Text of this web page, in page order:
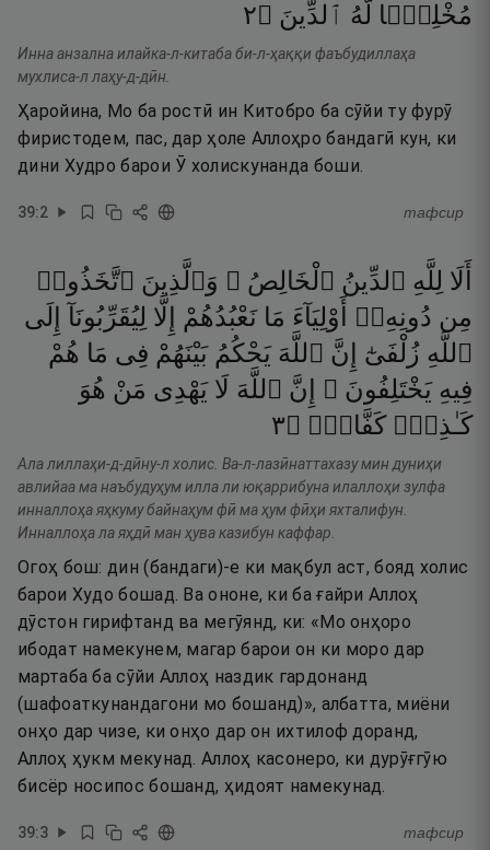
مُخْلِصًۭا لَّهُ ٱلدِّينَ ۝٢
Инна анзална илайка-л-китаба би-л-ҳаққи фаъбудиллаҳа
мухлиса-л лаҳу-д-дӣн.
Ҳаройина, Мо ба ростӣ ин Китобро ба сӯйи ту фурӯ
фиристодем, пас, дар ҳоле Аллоҳро бандагӣ кун, ки
дини Худро барои Ӯ холискунанда боши.
39:2 тафсир
أَلَا لِلَّهِ ٱلدِّينُ ٱلْخَالِصُ ۚ وَٱلَّذِينَ ٱتَّخَذُوا۟
مِن دُونِهِۦٓ أَوْلِيَآءَ مَا نَعْبُدُهُمْ إِلَّا لِيُقَرِّبُونَآ
إِلَى
ٱللَّهِ زُلْفَىٰٓ إِنَّ ٱللَّهَ يَحْكُمُ بَيْنَهُمْ فِى مَا هُمْ
فِيهِ يَخْتَلِفُونَ ۗ إِنَّ ٱللَّهَ لَا يَهْدِى مَنْ هُوَ
كَـٰذِبٌۭ كَفَّارٌۭ ۝٣
Ала лиллаҳи-д-дӣну-л холис. Ва-л-лазӣнаттахазу мин дуниҳи
авлийаа ма наъбудуҳум илла ли юқаррибуна илаллоҳи зулфа
инналлоҳа яҳкуму байнаҳум фӣ ма ҳум фӣҳи яхталифун.
Инналлоҳа ла яҳдӣ ман ҳува казибун каффар.
Огоҳ бош: дин (бандаги)-е ки мақбул аст, бояд холис
барои Худо бошад. Ва ононе, ки ба ғайри Аллоҳ
дӯстон гирифтанд ва мегӯянд, ки: «Мо онҳоро
ибодат намекунем, магар барои он ки моро дар
мартаба ба сӯйи Аллоҳ наздик гардонанд
(шафоаткунандагони мо бошанд)», албатта, миёни
онҳо дар чизе, ки онҳо дар он ихтилоф доранд,
Аллоҳ ҳукм мекунад. Аллоҳ касонеро, ки дурӯғгӯю
бисёр носипос бошанд, ҳидоят намекунад.
39:3 тафсир